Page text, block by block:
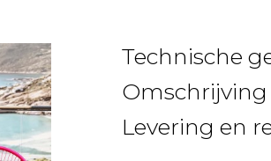
Technische
Omschrijving
Levering en